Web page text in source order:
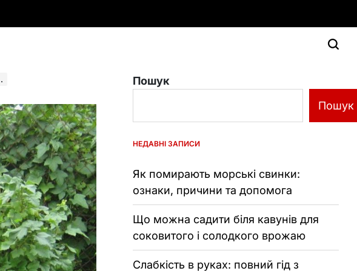
Пошук
Пошук
НЕДАВНІ ЗАПИСИ
Як помирають морські свинки:
ознаки, причини та допомога
Що можна садити біля кавунів для
соковитого і солодкого врожаю
Слабкість в руках: повний гід з